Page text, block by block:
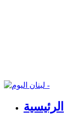
الرئيسية